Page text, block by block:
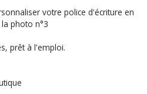
votre police d'écriture en
photo n°3
prêt à l'emploi.